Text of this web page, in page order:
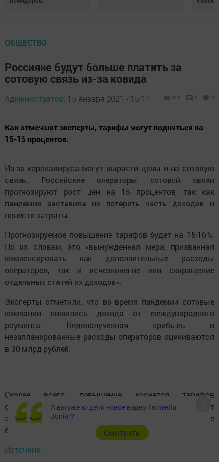
ОБЩЕСТВО
Россияне будут больше платить за
сотовую связь из-за ковида
Администратор, 15 января 2021 - 15:17 973 0 0
Как отмечают эксперты, тарифы могут подняться на
15-16 процентов.
Из-за коронавируса могут вырасти цены и на сотовую
связь. Российские операторы сотовой связи
прогнозируют рост цен на 15 процентов, так как
пандемия заставила их потерять часть доходов и
понести затраты.
Прогнозируемое повышение тарифов будет на 15-16%.
По их словам, это «вынужденная мера, призванная
компенсировать как дополнительные расходы
операторов, так и исчезновение или сокращение
отдельных статей их доходов».
Эксперты отметили, что во время пандемии сотовые
компании лишились дохода от международного
роуминга. Недополученная прибыль и
незапланированные расходы операторов оцениваются
в 30 млрд рублей.
Скорее всего, повышение коснется тарифов
стоимостью 500-900 рублей в месяц, полагают
эксперты. Ведь для их владельцев это повышение
будет несущественным.
Источник
А вы уже видели новое видео Tatmedia
Junior?
Cмотреть